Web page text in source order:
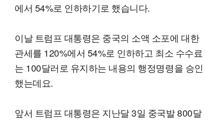
에서 54%로 인하하기로 했습니다.
이날 트럼프 대통령은 중국의 소액 소포에 대한
관세를 120%에서 54%로 인하하고 최소 수수료
는 100달러로 유지하는 내용의 행정명령을 승인
했는데요.
앞서 트럼프 대통령은 지난달 3일 중국발 800달